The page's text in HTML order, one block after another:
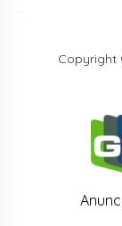
Copyright